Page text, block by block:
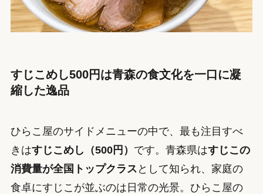
すじこめし500円は青森の食文化を一口に凝
縮した逸品
ひらこ屋のサイドメニューの中で、最も注目すべ
きはすじこめし（500円） です。青森県はすじこの
消費量が全国トップクラス として知られ、家庭の
食卓にすじこが並ぶのは日常の光景。ひらこ屋の